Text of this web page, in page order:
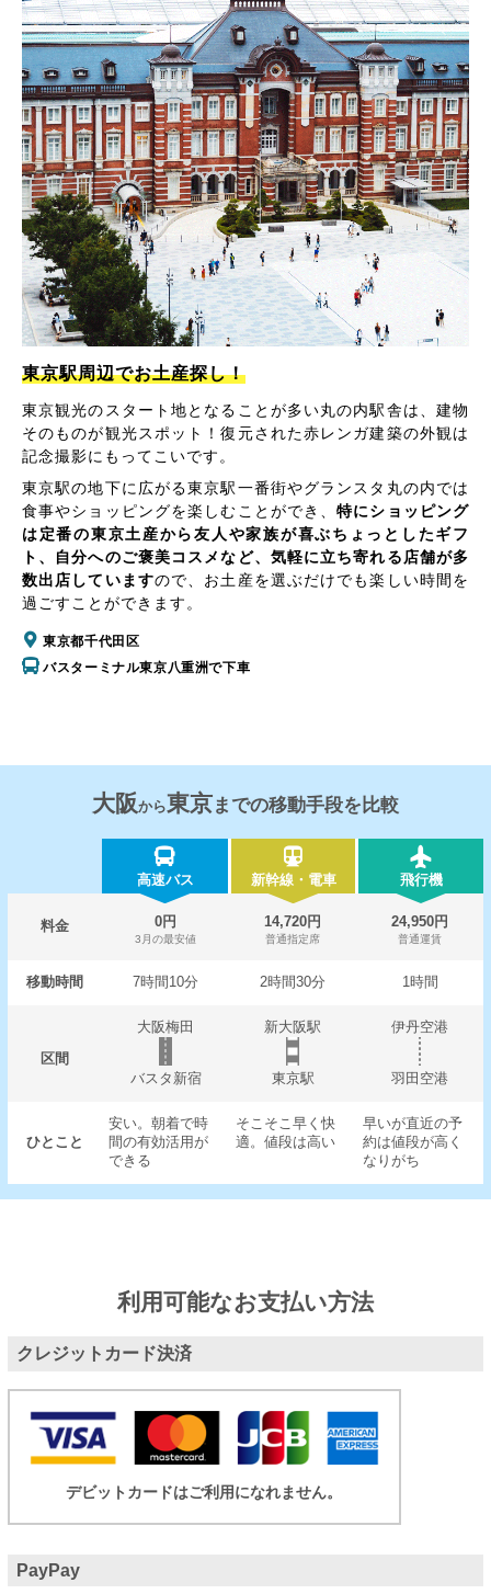
東京駅周辺でお土産探し！
東京観光のスタート地となることが多い丸の内駅舎は、建物
そのものが観光スポット！復元された赤レンガ建築の外観は
記念撮影にもってこいです。
東京駅の地下に広がる東京駅一番街やグランスタ丸の内では
食事やショッピングを楽しむことができ、特にショッピング
は定番の東京土産から友人や家族が喜ぶちょっとしたギフ
ト、自分へのご褒美コスメなど、気軽に立ち寄れる店舗が多
数出店していますので、お土産を選ぶだけでも楽しい時間を
過ごすことができます。
東京都千代田区
バスターミナル東京八重洲で下車
大阪から東京までの移動手段を比較
高速バス 新幹線・電車 飛行機
料金 0円
3月の最安値
14,720円
普通指定席
24,950円
普通運賃
移動時間 7時間10分 2時間30分 1時間
区間
大阪梅田 新大阪駅 伊丹空港
バスタ新宿 東京駅 羽田空港
ひとこと
安い。朝着で時
間の有効活用が
できる
そこそこ早く快
適。値段は高い
早いが直近の予
約は値段が高く
なりがち
利用可能なお支払い方法
クレジットカード決済
デビットカードはご利用になれません。
PayPay